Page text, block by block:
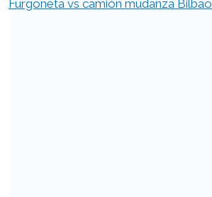
Furgoneta vs camión mudanza